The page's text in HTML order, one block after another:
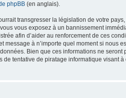
phpBB (en anglais).
transgresser la législation de votre
vous exposez à un bannissement
afin d’aider au renforcement de ces
message à n’importe quel moment si nous
Bien que ces informations ne seront
tentative de piratage informatique visant à